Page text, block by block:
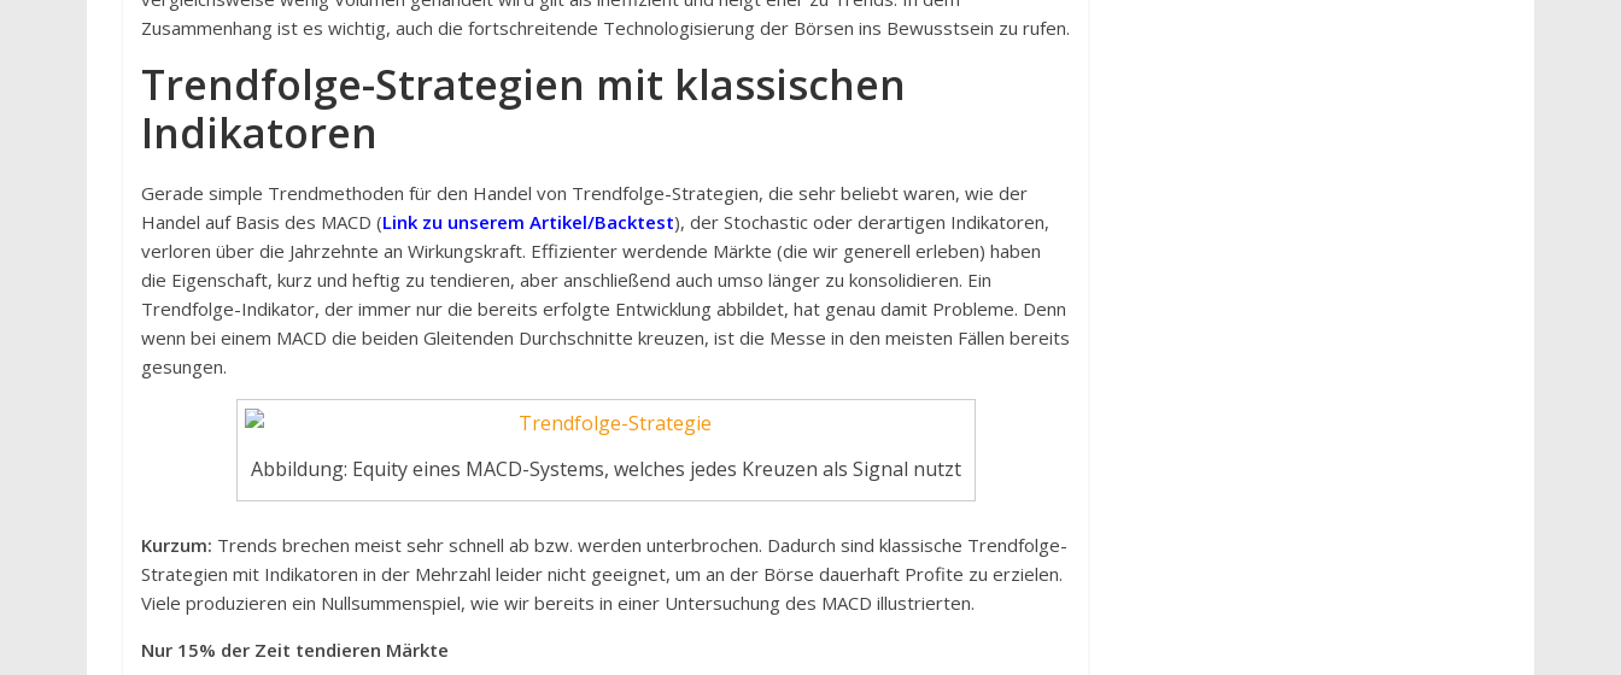
Zusammenhang ist es wichtig, auch die fortschreitende Technologisierung der Börsen ins Bewusstsein zu rufen.
Trendfolge-Strategien mit klassischen
Indikatoren
Gerade simple Trendmethoden für den Handel von Trendfolge-Strategien, die sehr beliebt waren, wie der
Handel auf Basis des MACD (Link zu unserem Artikel/Backtest), der Stochastic oder derartigen Indikatoren,
verloren über die Jahrzehnte an Wirkungskraft. Effizienter werdende Märkte (die wir generell erleben) haben
die Eigenschaft, kurz und heftig zu tendieren, aber anschließend auch umso länger zu konsolidieren. Ein
Trendfolge-Indikator, der immer nur die bereits erfolgte Entwicklung abbildet, hat genau damit Probleme. Denn
wenn bei einem MACD die beiden Gleitenden Durchschnitte kreuzen, ist die Messe in den meisten Fällen bereits
gesungen.
Abbildung: Equity eines MACD-Systems, welches jedes Kreuzen als Signal nutzt
Kurzum: Trends brechen meist sehr schnell ab bzw. werden unterbrochen. Dadurch sind klassische Trendfolge-
Strategien mit Indikatoren in der Mehrzahl leider nicht geeignet, um an der Börse dauerhaft Profite zu erzielen.
Viele produzieren ein Nullsummenspiel, wie wir bereits in einer Untersuchung des MACD illustrierten.
Nur 15% der Zeit tendieren Märkte